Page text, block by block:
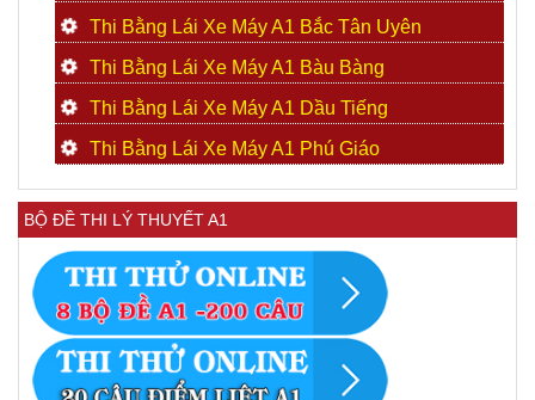
Thi Bằng Lái Xe Máy A1 Bắc Tân Uyên
Thi Bằng Lái Xe Máy A1 Bàu Bàng
Thi Bằng Lái Xe Máy A1 Dầu Tiếng
Thi Bằng Lái Xe Máy A1 Phú Giáo
BỘ ĐỀ THI LÝ THUYẾT A1